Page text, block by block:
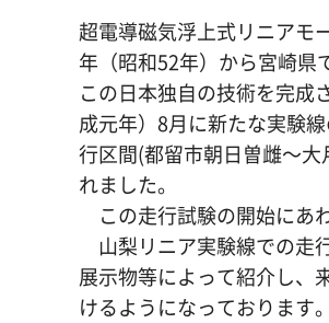
超電導磁気浮上式リニアモ
年（昭和52年）から宮崎県
この日本独自の技術を完成
成元年）8月に新たな実験
行区間(都留市朝日曽雌～
れました。
この走行試験の開始にあ
山梨リニア実験線での走
展示物等によって紹介し、
けるようになっております。